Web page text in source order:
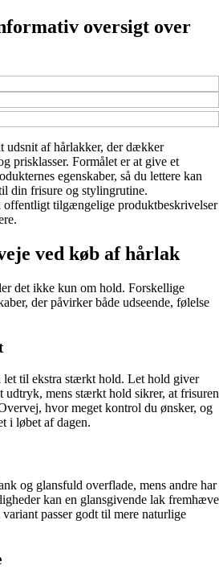
oversigt over
udsnit af hårlakker, der dækker
prisklasser. Formålet er at give et
egenskaber, så du lettere kan
din frisure og stylingrutine.
offentligt tilgængelige produktbeskrivelser
ved køb af hårlak
det ikke kun om hold. Forskellige
der påvirker både udseende, følelse
let til ekstra stærkt hold. Let hold giver
mens stærkt hold sikrer, at frisuren
hvor meget kontrol du ønsker, og
i løbet af dagen.
og glansfuld overflade, mens andre har
kan en glansgivende lak fremhæve
passer godt til mere naturlige